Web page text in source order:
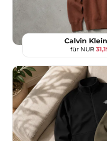
Calvin
für NUR